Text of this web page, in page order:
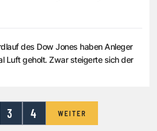
des Dow Jones haben Anleger
Luft geholt. Zwar steigerte sich der
3 4 WEITER